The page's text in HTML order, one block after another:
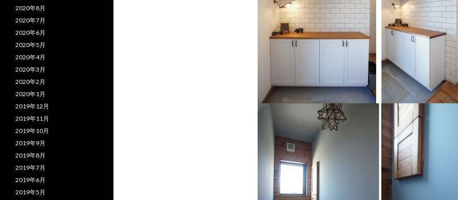
2020年8月
2020年7月
2020年6月
2020年5月
2020年4月
2020年3月
2020年2月
2020年1月
2019年12月
2019年11月
2019年10月
2019年9月
2019年8月
2019年7月
2019年6月
2019年5月